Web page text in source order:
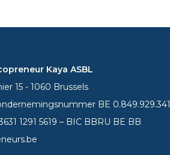
Kaya ASBL
15 - 1060 Brussels
BE 0.849.929.341
1291 5619 – BIC BBRU BE BB